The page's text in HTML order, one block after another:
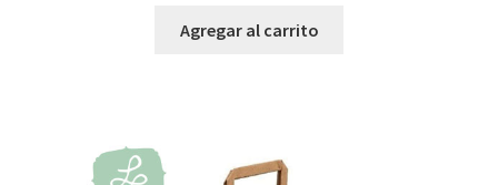
Agregar al carrito